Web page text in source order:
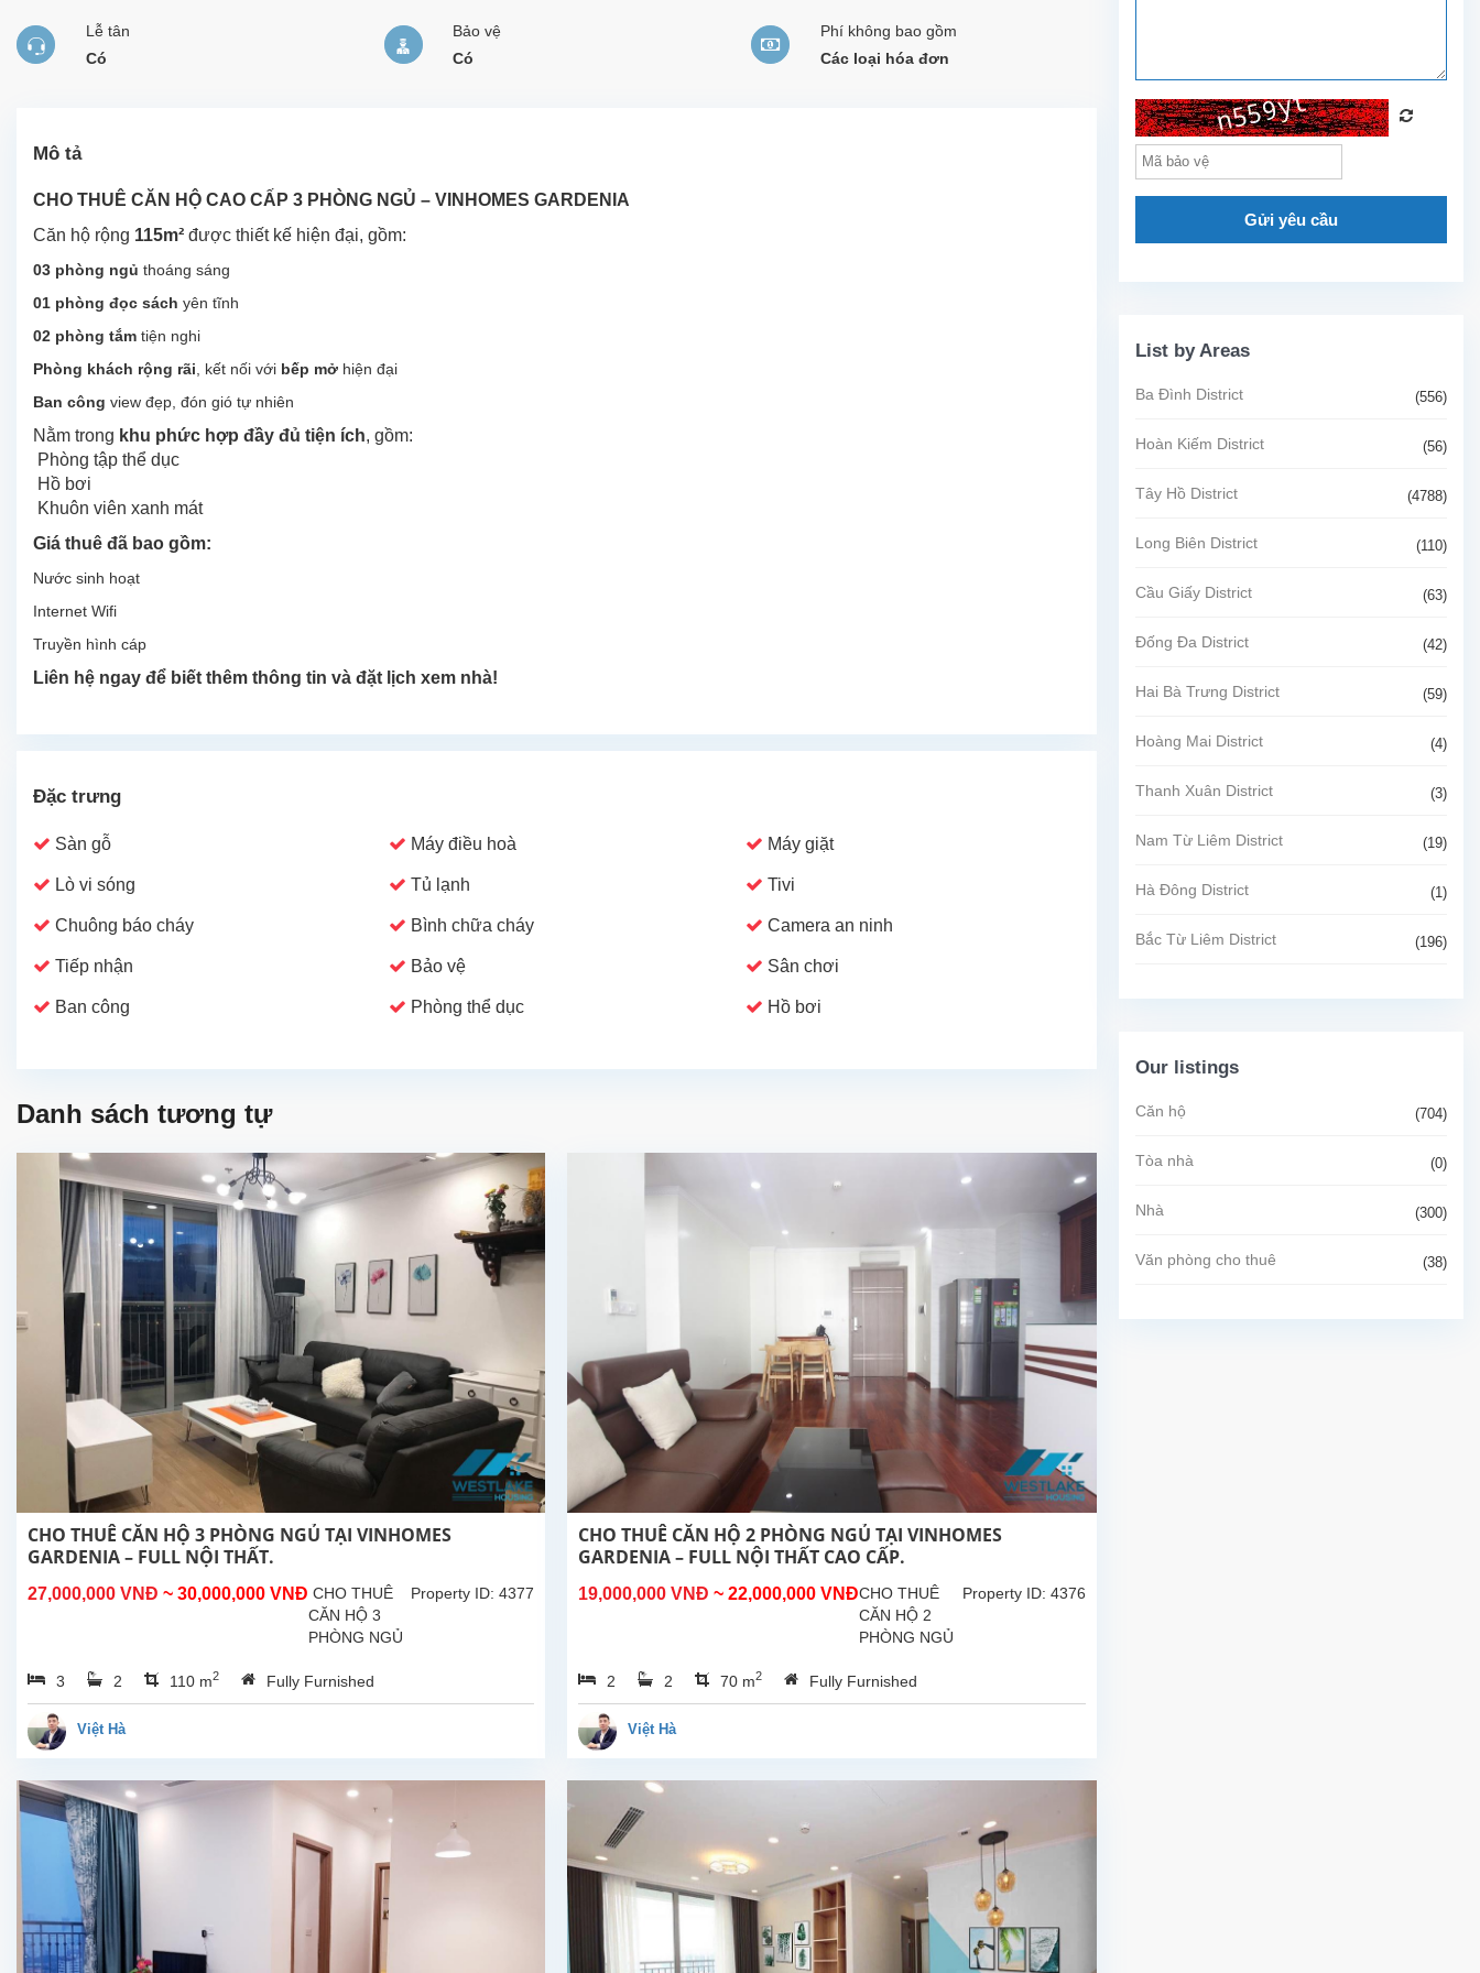
Lễ tân
Có
Bảo vệ
Có
Phí không bao gồm
Các loại hóa đơn
Mô tả
CHO THUÊ CĂN HỘ CAO CẤP 3 PHÒNG NGỦ – VINHOMES GARDENIA
Căn hộ rộng 115m² được thiết kế hiện đại, gồm:
03 phòng ngủ thoáng sáng
01 phòng đọc sách yên tĩnh
02 phòng tắm tiện nghi
Phòng khách rộng rãi , kết nối với bếp mở hiện đại
Ban công view đẹp, đón gió tự nhiên
Nằm trong khu phức hợp đầy đủ tiện ích, gồm:
Phòng tập thể dục
Hồ bơi
Khuôn viên xanh mát
Giá thuê đã bao gồm:
Nước sinh hoạt
Internet Wifi
Truyền hình cáp
Liên hệ ngay để biết thêm thông tin và đặt lịch xem nhà!
Đặc trưng
Sàn gỗ Máy điều hoà Máy giặt
Lò vi sóng Tủ lạnh Tivi
Chuông báo cháy Bình chữa cháy Camera an ninh
Tiếp nhận Bảo vệ Sân chơi
Ban công Phòng thể dục Hồ bơi
Danh sách tương tự
CHO THUÊ CĂN HỘ 3 PHÒNG NGỦ TẠI VINHOMES
GARDENIA – FULL NỘI THẤT.
27,000,000 VNĐ ~ 30,000,000 VNĐ Property ID: 4377
CHO THUÊ
CĂN HỘ 3
PHÒNG NGỦ
VINHOMES
GARDENIA –
tích: 110m² –
Thiết kế hợp
lý, tận dụng tối
đa không...
3 2 110 m2 Fully Furnished
Việt Hà
CHO THUÊ CĂN HỘ 2 PHÒNG NGỦ TẠI VINHOMES
GARDENIA – FULL NỘI THẤT CAO CẤP.
19,000,000 VNĐ ~ 22,000,000 VNĐ Property ID: 4376
CHO THUÊ
CĂN HỘ 2
PHÒNG NGỦ
VINHOMES
GARDENIA –
Phòng ngủ | 2
Phòng...
2 2 70 m2 Fully Furnished
Việt Hà
Gửi yêu cầu
List by Areas
Ba Đình District (556)
Hoàn Kiếm District (56)
Tây Hồ District (4788)
Long Biên District (110)
Cầu Giấy District (63)
Đống Đa District (42)
Hai Bà Trưng District (59)
Hoàng Mai District (4)
Thanh Xuân District (3)
Nam Từ Liêm District (19)
Hà Đông District (1)
Bắc Từ Liêm District (196)
Our listings
Căn hộ (704)
Tòa nhà (0)
Nhà (300)
Văn phòng cho thuê (38)